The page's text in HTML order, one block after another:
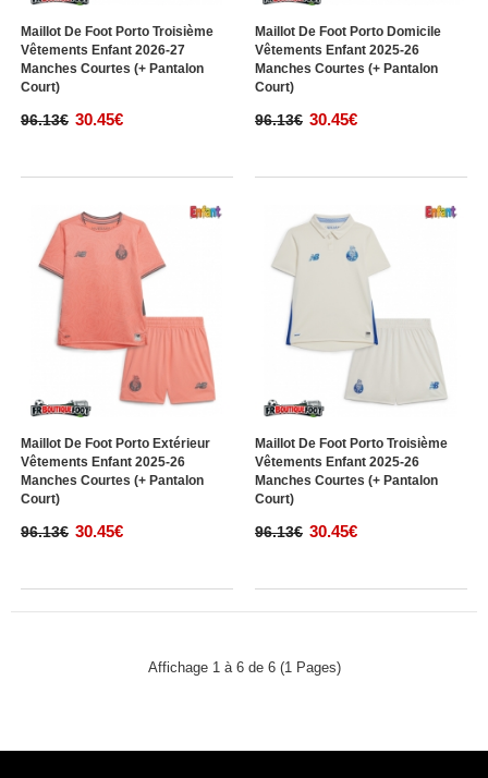
Maillot De Foot Porto Troisième
Vêtements Enfant 2026-27
Manches Courtes (+ Pantalon
Court)
96.13€ 30.45€
Maillot De Foot Porto Domicile
Vêtements Enfant 2025-26
Manches Courtes (+ Pantalon
Court)
96.13€ 30.45€
Maillot De Foot Porto Extérieur
Vêtements Enfant 2025-26
Manches Courtes (+ Pantalon
Court)
96.13€ 30.45€
Maillot De Foot Porto Troisième
Vêtements Enfant 2025-26
Manches Courtes (+ Pantalon
Court)
96.13€ 30.45€
Affichage 1 à 6 de 6 (1 Pages)